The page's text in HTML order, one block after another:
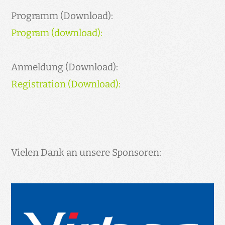
Programm (Download):
Program (download):
Anmeldung (Download):
Registration (Download):
Vielen Dank an unsere Sponsoren: